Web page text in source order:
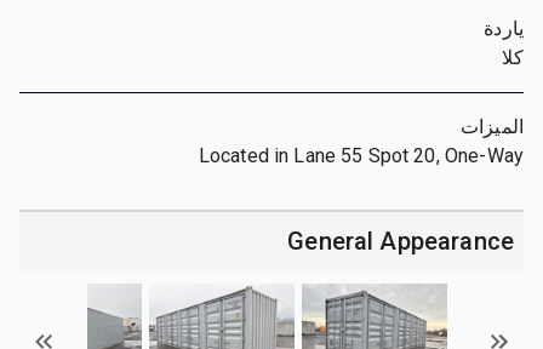
ياردة
كلا
الميزات
Located in Lane 55 Spot 20, One-Way
General Appearance